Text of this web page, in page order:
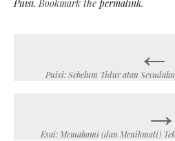
Puisi. Bookmark the permalink.
navigation
←
Puisi: Sebelum Tidur atau
→
Esai: Memahami (dan Menikmati)